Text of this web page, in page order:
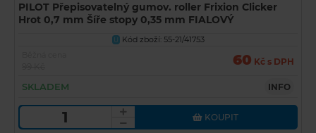
PILOT Přepisovatelný gumov. roller Frixion Clicker
Hrot 0,7 mm Šíře stopy 0,35 mm FIALOVÝ
U Kód zboží: 55-21/41753
60 Kč s DPH
SKLADEM INFO
KOUPIT